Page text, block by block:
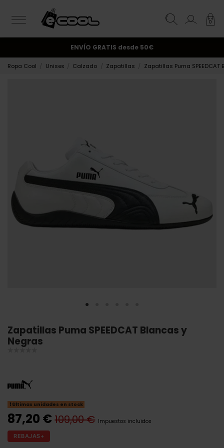
0
ENVÍO GRATIS desde 50€
¡Suscríbete y obtén un 10% de descuento!.
Ropa Cool Unisex Calzado Zapatillas Zapatillas Puma
Zapatillas Puma SPEEDCAT Blancas y
Negras
Últimas unidades en stock
87,20 €109,00 € Impuestos incluidos
REBAJAS+